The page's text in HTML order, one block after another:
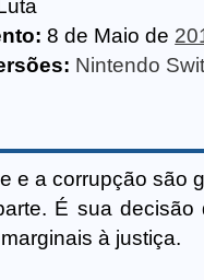
8 de Maio de
Nintendo
e a corrupção são
É sua
à justiça.